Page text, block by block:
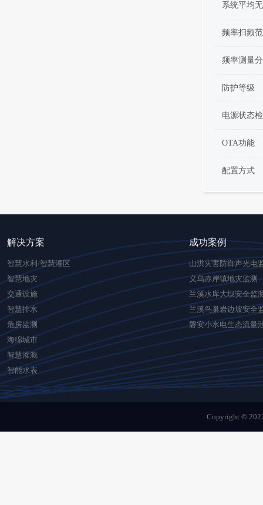
系统平均
频率扫频
频率测量
防护等级
电源状态
OTA功能
配置方式
解决方案
智慧水利/智慧灌区
智慧地灾
交通设施
智慧排水
危房监测
海绵城市
智慧灌溉
智能水表
成功案例
山洪灾害防御声光电
义乌赤岸镇地灾监测
兰溪水库大坝安全监
兰溪鸟巢岩边坡安全
磐安小水电生态流量
Copyright ©